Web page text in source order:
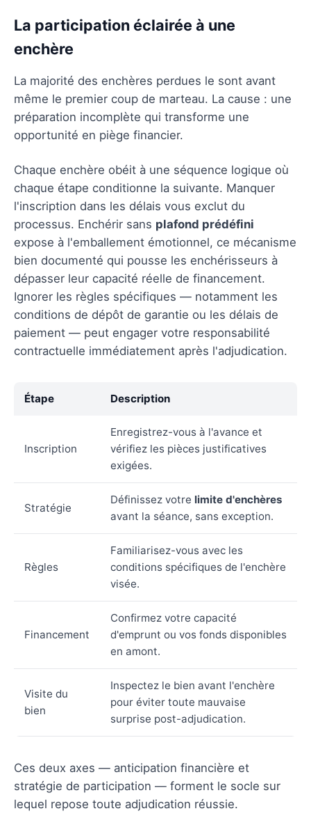
La participation éclairée à une
enchère
La majorité des enchères perdues le sont avant
même le premier coup de marteau. La cause : une
préparation incomplète qui transforme une
opportunité en piège financier.
Chaque enchère obéit à une séquence logique où
chaque étape conditionne la suivante. Manquer
l'inscription dans les délais vous exclut du
processus. Enchérir sans plafond prédéfini
expose à l'emballement émotionnel, ce mécanisme
bien documenté qui pousse les enchérisseurs à
dépasser leur capacité réelle de financement.
Ignorer les règles spécifiques — notamment les
conditions de dépôt de garantie ou les délais de
paiement — peut engager votre responsabilité
contractuelle immédiatement après l'adjudication.
Étape Description
Inscription
Enregistrez-vous à l'avance et
vérifiez les pièces justificatives
exigées.
Stratégie
Définissez votre limite d'enchères
avant la séance, sans exception.
Règles
Familiarisez-vous avec les
conditions spécifiques de l'enchère
visée.
Financement
Confirmez votre capacité
d'emprunt ou vos fonds disponibles
en amont.
Visite du
bien
Inspectez le bien avant l'enchère
pour éviter toute mauvaise
surprise post-adjudication.
Ces deux axes — anticipation financière et
stratégie de participation — forment le socle sur
lequel repose toute adjudication réussie.